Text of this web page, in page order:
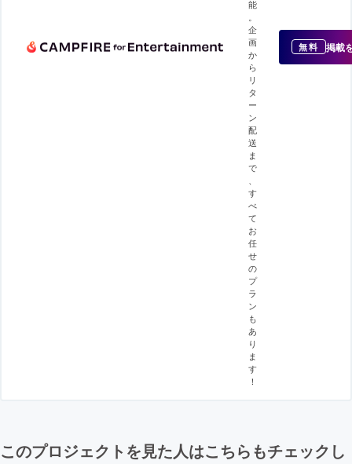
能
企
画
か
ら
リ
タ
ー
ン
配
送
ま
で
す
べ
て
お
任
せ
の
プ
ラ
ン
も
あ
り
ま
す
！
無料 掲載
このプロジェクトを見た人はこちらもチェックし